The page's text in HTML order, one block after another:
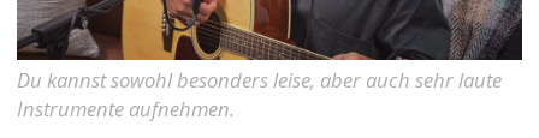
Du kannst sowohl besonders leise, aber auch sehr laute
Instrumente aufnehmen.